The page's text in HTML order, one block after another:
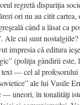
regretă dispariţia
ori nu au citit
când a lăsat ca
Ale cui sunt
impresia că editura
(poliţia gândirii
text — cel al
ale lui Vasile
— uneori, în tonalităţi